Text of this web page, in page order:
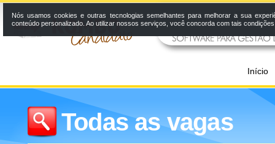
Início
Todas as vagas
Nós usamos cookies e outras tecnologias semelhantes para melhorar a sua
conteúdo personalizado. Ao utilizar nossos serviços, você concorda com tais